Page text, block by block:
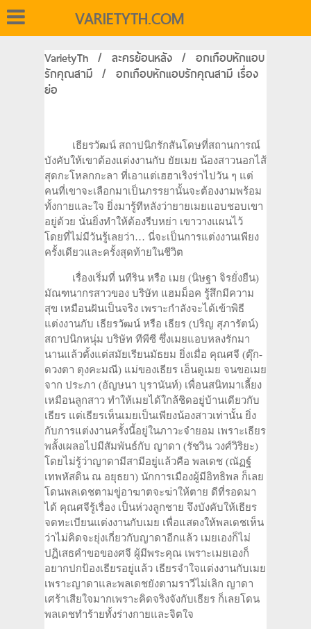
VARIETYTH.COM
VarietyTh / ละครย้อนหลัง / อกเกือบหักแอบ
รักคุณสามี / อกเกือบหักแอบรักคุณสามี เรื่อง
ย่อ
เธียรวัฒน์ สถาปนิกรักสันโดษที่สถานการณ์
บังคับให้เขาต้องแต่งงานกับ ยัยเมย น้องสาวนอกไส้
สุดกะโหลกกะลา ที่เอาแต่เฮฮาเริงร่าไปวัน ๆ แต่
คนที่เขาจะเลือกมาเป็นภรรยานั้นจะต้องงามพร้อม
ทั้งกายและใจ ยิ่งมารู้ทีหลังว่ายายเมยแอบชอบเขา
อยู่ด้วย นั่นยิ่งทำให้ต้องรีบหย่า เขาวางแผนไว้
โดยที่ไม่มีวันรู้เลยว่า… นี่จะเป็นการแต่งงานเพียง
ครั้งเดียวและครั้งสุดท้ายในชีวิต
เรื่องเริ่มที่ นทีริน หรือ เมย (นิษฐา จิรยั่งยืน)
มัณฑนากรสาวของ บริษัท แฮมม็อค รู้สึกมีความ
สุข เหมือนฝันเป็นจริง เพราะกำลังจะได้เข้าพิธี
แต่งงานกับ เธียรวัฒน์ หรือ เธียร (ปริญ สุภารัตน์)
สถาปนิกหนุ่ม บริษัท ทีพีซี ซึ่งเมยแอบหลงรักมา
นานแล้วตั้งแต่สมัยเรียนมัธยม ยิ่งเมื่อ คุณศจี (ตุ๊ก-
ดวงตา ตุงคะมณี) แม่ของเธียร เอ็นดูเมย จนขอเมย
จาก ประภา (อัญษนา บุรานันท์) เพื่อนสนิทมาเลี้ยง
เหมือนลูกสาว ทำให้เมยได้ใกล้ชิดอยู่บ้านเดียวกับ
เธียร แต่เธียรเห็นเมยเป็นเพียงน้องสาวเท่านั้น ยิ่ง
กับการแต่งงานครั้งนี้อยู่ในภาวะจำยอม เพราะเธียร
พลั้งเผลอไปมีสัมพันธ์กับ ญาดา (รัชวิน วงศ์วิริยะ)
โดยไม่รู้ว่าญาดามีสามีอยู่แล้วคือ พลเดช (ณัฏฐ์
เทพหัสดิน ณ อยุธยา) นักการเมืองผู้มีอิทธิพล ก็เลย
โดนพลเดชตามขู่อาฆาตจะฆ่าให้ตาย ดีที่รอดมา
ได้ คุณศจีรู้เรื่อง เป็นห่วงลูกชาย จึงบังคับให้เธียร
จดทะเบียนแต่งงานกับเมย เพื่อแสดงให้พลเดชเห็น
ว่าไม่คิดจะยุ่งเกี่ยวกับญาดาอีกแล้ว เมยเองก็ไม่
ปฏิเสธคำขอของศจี ผู้มีพระคุณ เพราะเมยเองก็
อยากปกป้องเธียรอยู่แล้ว เธียรจำใจแต่งงานกับเมย
เพราะญาดาและพลเดชยังตามราวีไม่เลิก ญาดา
เศร้าเสียใจมากเพราะคิดจริงจังกับเธียร ก็เลยโดน
พลเดชทำร้ายทั้งร่างกายและจิตใจ